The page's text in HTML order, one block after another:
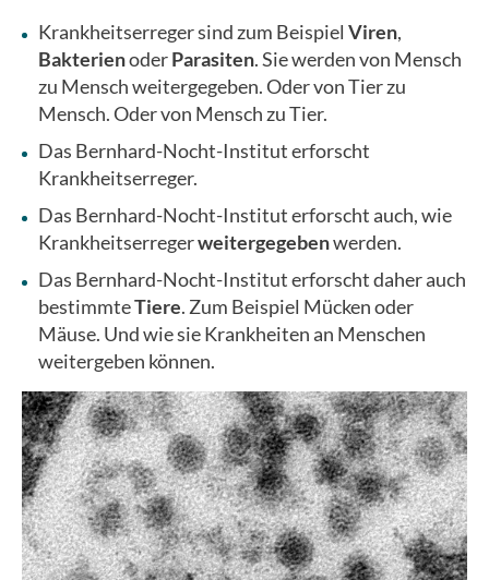
Krankheitserreger sind zum Beispiel Viren,
BakterienoderParasiten. Sie werden von Mensch
zu Mensch weitergegeben. Oder von Tier zu
Mensch. Oder von Mensch zu Tier.
Das Bernhard-Nocht-Institut erforscht
Krankheitserreger.
Das Bernhard-Nocht-Institut erforscht auch, wie
Krankheitserregerweitergegebenwerden.
Das Bernhard-Nocht-Institut erforscht daher auch
bestimmteTiere. Zum Beispiel Mücken oder
Mäuse. Und wie sie Krankheiten an Menschen
weitergeben können.